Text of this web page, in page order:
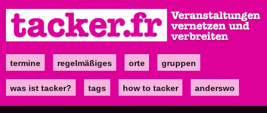
zum
Inhalt
Maintermine regelmäßiges orte gruppen
was ist tacker? tags how to tacker anderswo